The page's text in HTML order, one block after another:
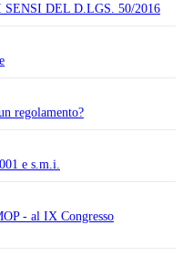
DEL D.LGS. 50/2016
regolamento?
e s.m.i.
- al IX Congresso